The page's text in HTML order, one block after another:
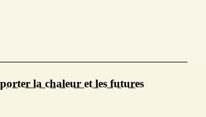
la chaleur et les futures